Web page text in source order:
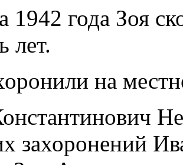
1942 года Зоя
лет.
на
захоронений